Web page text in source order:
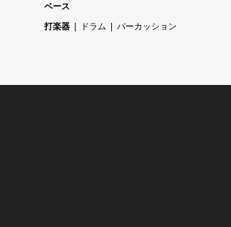
ベース
打楽器
ドラム パーカッション